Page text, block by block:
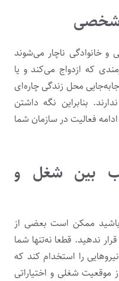
شخصی
خانوادگی ناچار می‌شوند
که ازدواج می‌کند و یا
محل زندگی چاره‌ای
بنابراین نگه داشتن
فعالیت در سازمان شما
بین شغل و
باشید ممکن است بعضی از
ندهید. قطعا نه‌تنها شما
را استخدام کند که
موقعیت شغلی و اختیاراتی